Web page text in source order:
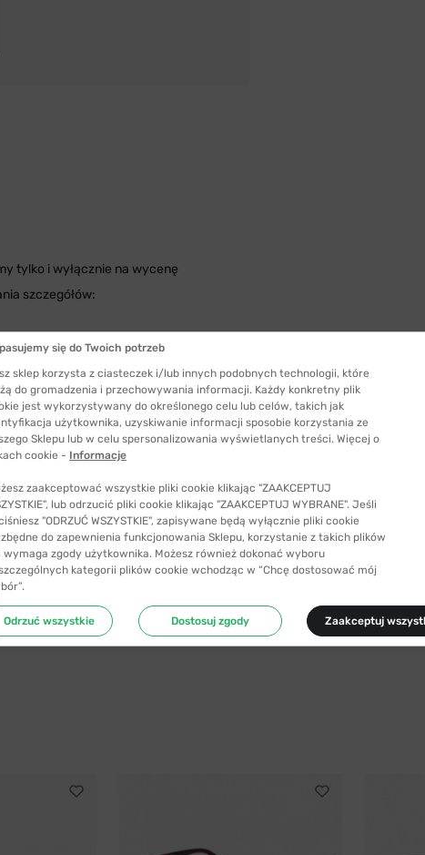
tylko i wyłącznie na wycenę
szczegółów:
Szerokość mostka
17 mm
Długość zauszników
145 mm
odpowiedni rozmiar
się do Twoich potrzeb
sklep korzysta z ciasteczek i/lub innych podobnych technologii, które
do gromadzenia i przechowywania informacji. Każdy konkretny plik
jest wykorzystywany do określonego celu lub celów, takich jak
użytkownika, uzyskiwanie informacji sposobie korzystania ze
Sklepu lub w celu spersonalizowania wyświetlanych treści. Więcej o
cookie - Informacje
zaakceptować wszystkie pliki cookie klikając "ZAAKCEPTUJ
lub odrzucić pliki cookie klikając "ZAAKCEPTUJ WYBRANE". Jeśli
"ODRZUĆ WSZYSTKIE", zapisywane będą wyłącznie pliki cookie
do zapewnienia funkcjonowania Sklepu, korzystanie z takich plików
wymaga zgody użytkownika. Możesz również dokonać wyboru
kategorii plików cookie wchodząc w “Chcę dostosować mój
Odrzuć wszystkie Dostosuj zgody Zaakceptuj